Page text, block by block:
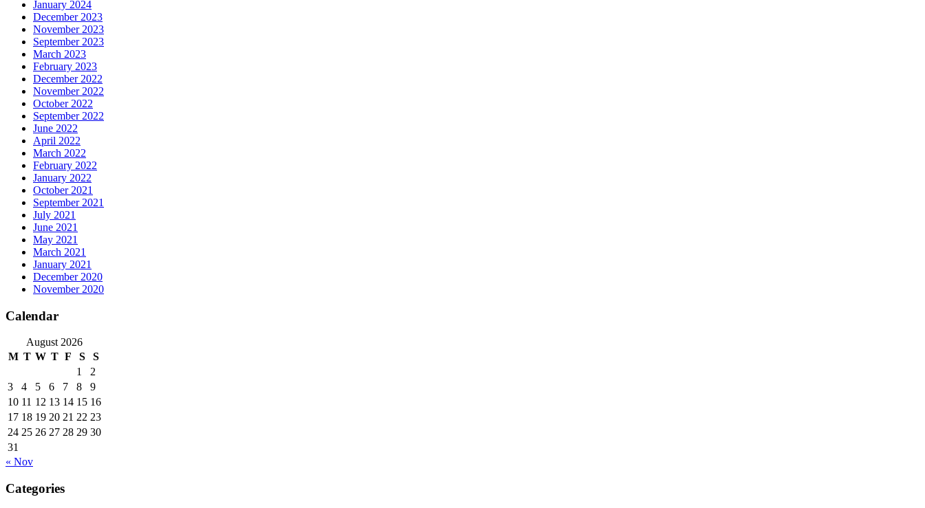
January 2024
December 2023
November 2023
September 2023
March 2023
February 2023
December 2022
November 2022
October 2022
September 2022
June 2022
April 2022
March 2022
February 2022
January 2022
October 2021
September 2021
July 2021
June 2021
May 2021
March 2021
January 2021
December 2020
November 2020
Calendar
August 2026
M T W T F S
S
1
2
3
4 5 6 7 8
9
10 11 12 13 14 15 16
17 18 19 20 21 22 23
24 25 26 27 28 29 30
31
« Nov
Categories